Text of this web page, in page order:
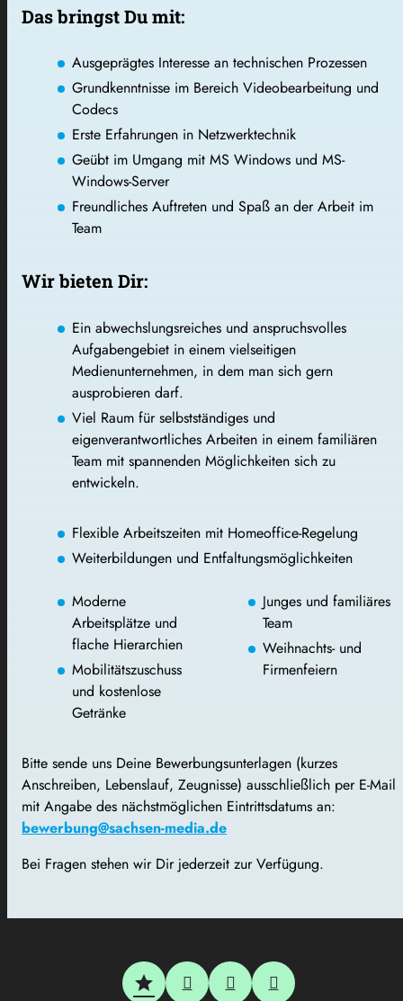
Das bringst Du mit:
Ausgeprägtes Interesse an technischen Prozessen
Grundkenntnisse im Bereich Videobearbeitung und
Codecs
Erste Erfahrungen in Netzwerktechnik
Geübt im Umgang mit MS Windows und MS-
Windows-Server
Freundliches Auftreten und Spaß an der Arbeit im
Team
Wir bieten Dir:
Ein abwechslungsreiches und anspruchsvolles
Aufgabengebiet in einem vielseitigen
Medienunternehmen, in dem man sich gern
ausprobieren darf.
Viel Raum für selbstständiges und
eigenverantwortliches Arbeiten in einem familiären
Team mit spannenden Möglichkeiten sich zu
entwickeln.
Flexible Arbeitszeiten mit Homeoffice-Regelung
Weiterbildungen und Entfaltungsmöglichkeiten
Moderne
Arbeitsplätze und
flache Hierarchien
Mobilitätszuschuss
und kostenlose
Getränke
Junges und familiäres
Team
Weihnachts- und
Firmenfeiern
Bitte sende uns Deine Bewerbungsunterlagen (kurzes
Anschreiben, Lebenslauf, Zeugnisse) ausschließlich per E-Mail
mit Angabe des nächstmöglichen Eintrittsdatums an:
bewerbung@sachsen-media.de
Bei Fragen stehen wir Dir jederzeit zur Verfügung.